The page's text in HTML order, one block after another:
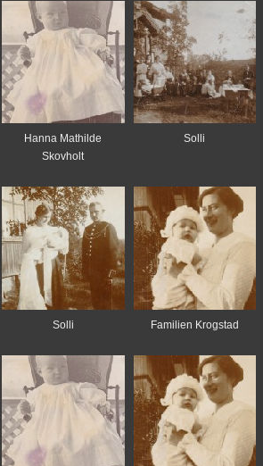
Hanna Mathilde
Skovholt
Solli
Solli Familien Krogstad